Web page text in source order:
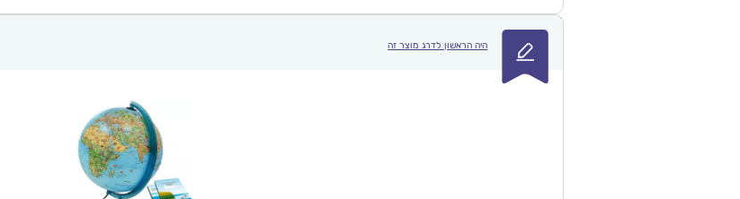
היה הראשון לדרג מוצר זה